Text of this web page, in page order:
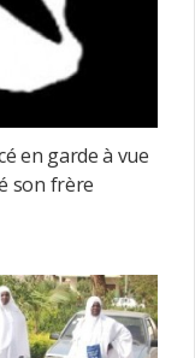
en garde à vue
son frère